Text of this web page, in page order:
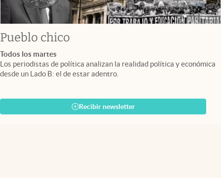
Pueblo chico
Todos los martes
Los periodistas de política analizan la realidad política y económica
desde un Lado B: el de estar adentro.
Recibir newsletter